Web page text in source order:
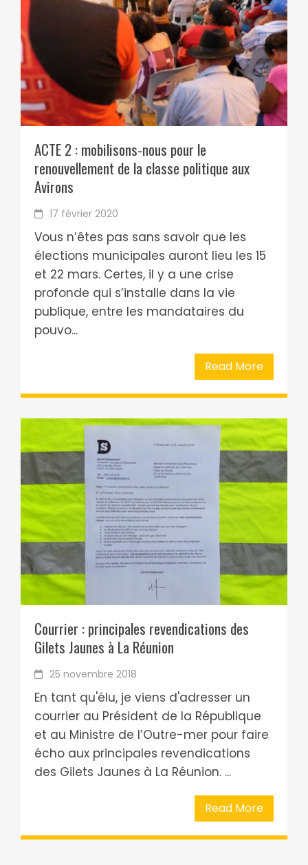
ACTE 2 : mobilisons-nous pour le
renouvellement de la classe politique aux
Avirons
17 février 2020
Vous n’êtes pas sans savoir que les
élections municipales auront lieu les 15
et 22 mars. Certes, il y a une crise
profonde qui s’installe dans la vie
publique, entre les mandataires du
pouvo...
Read More
Courrier : principales revendications des
Gilets Jaunes à La Réunion
25 novembre 2018
En tant qu'élu, je viens d'adresser un
courrier au Président de la République
et au Ministre de l’Outre-mer pour faire
écho aux principales revendications
des Gilets Jaunes à La Réunion. ...
Read More